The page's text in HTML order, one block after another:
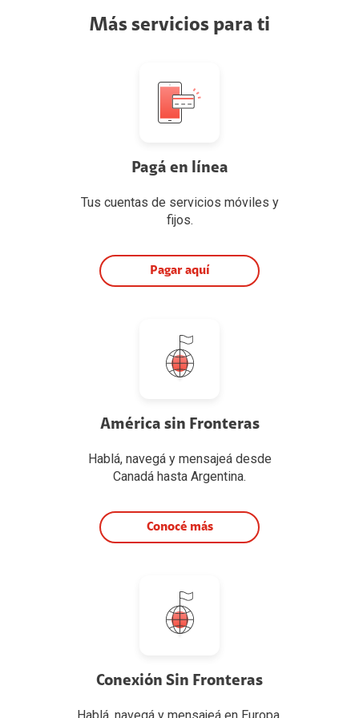
Más servicios para ti
Pagá en línea
Tus cuentas de servicios móviles y
fijos.
Pagar aquí
América sin Fronteras
Hablá, navegá y mensajeá desde
Canadá hasta Argentina.
Conocé más
Conexión Sin Fronteras